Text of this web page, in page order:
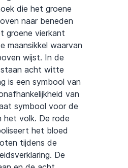
die het groene
naar beneden
groene vierkant
maansikkel waarvan
wijst. In de
acht witte
is een symbool van
van
symbool voor de
het volk. De rode
het bloed
tijdens de
De